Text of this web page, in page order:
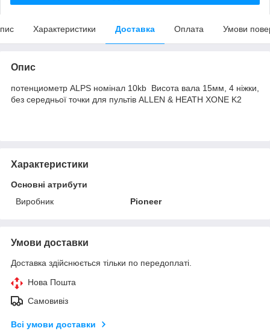
Характеристики Доставка Оплата Умови
Опис
потенциометр ALPS номінал 10kb Висота вала 15мм, 4 ніжки,
без середньої точки для пультів ALLEN & HEATH XONE K2
Характеристики
Основні атрибути
Виробник
Pioneer
Умови доставки
Доставка здійснюється тільки по передоплаті.
Нова Пошта
Самовивіз
Всі умови доставки